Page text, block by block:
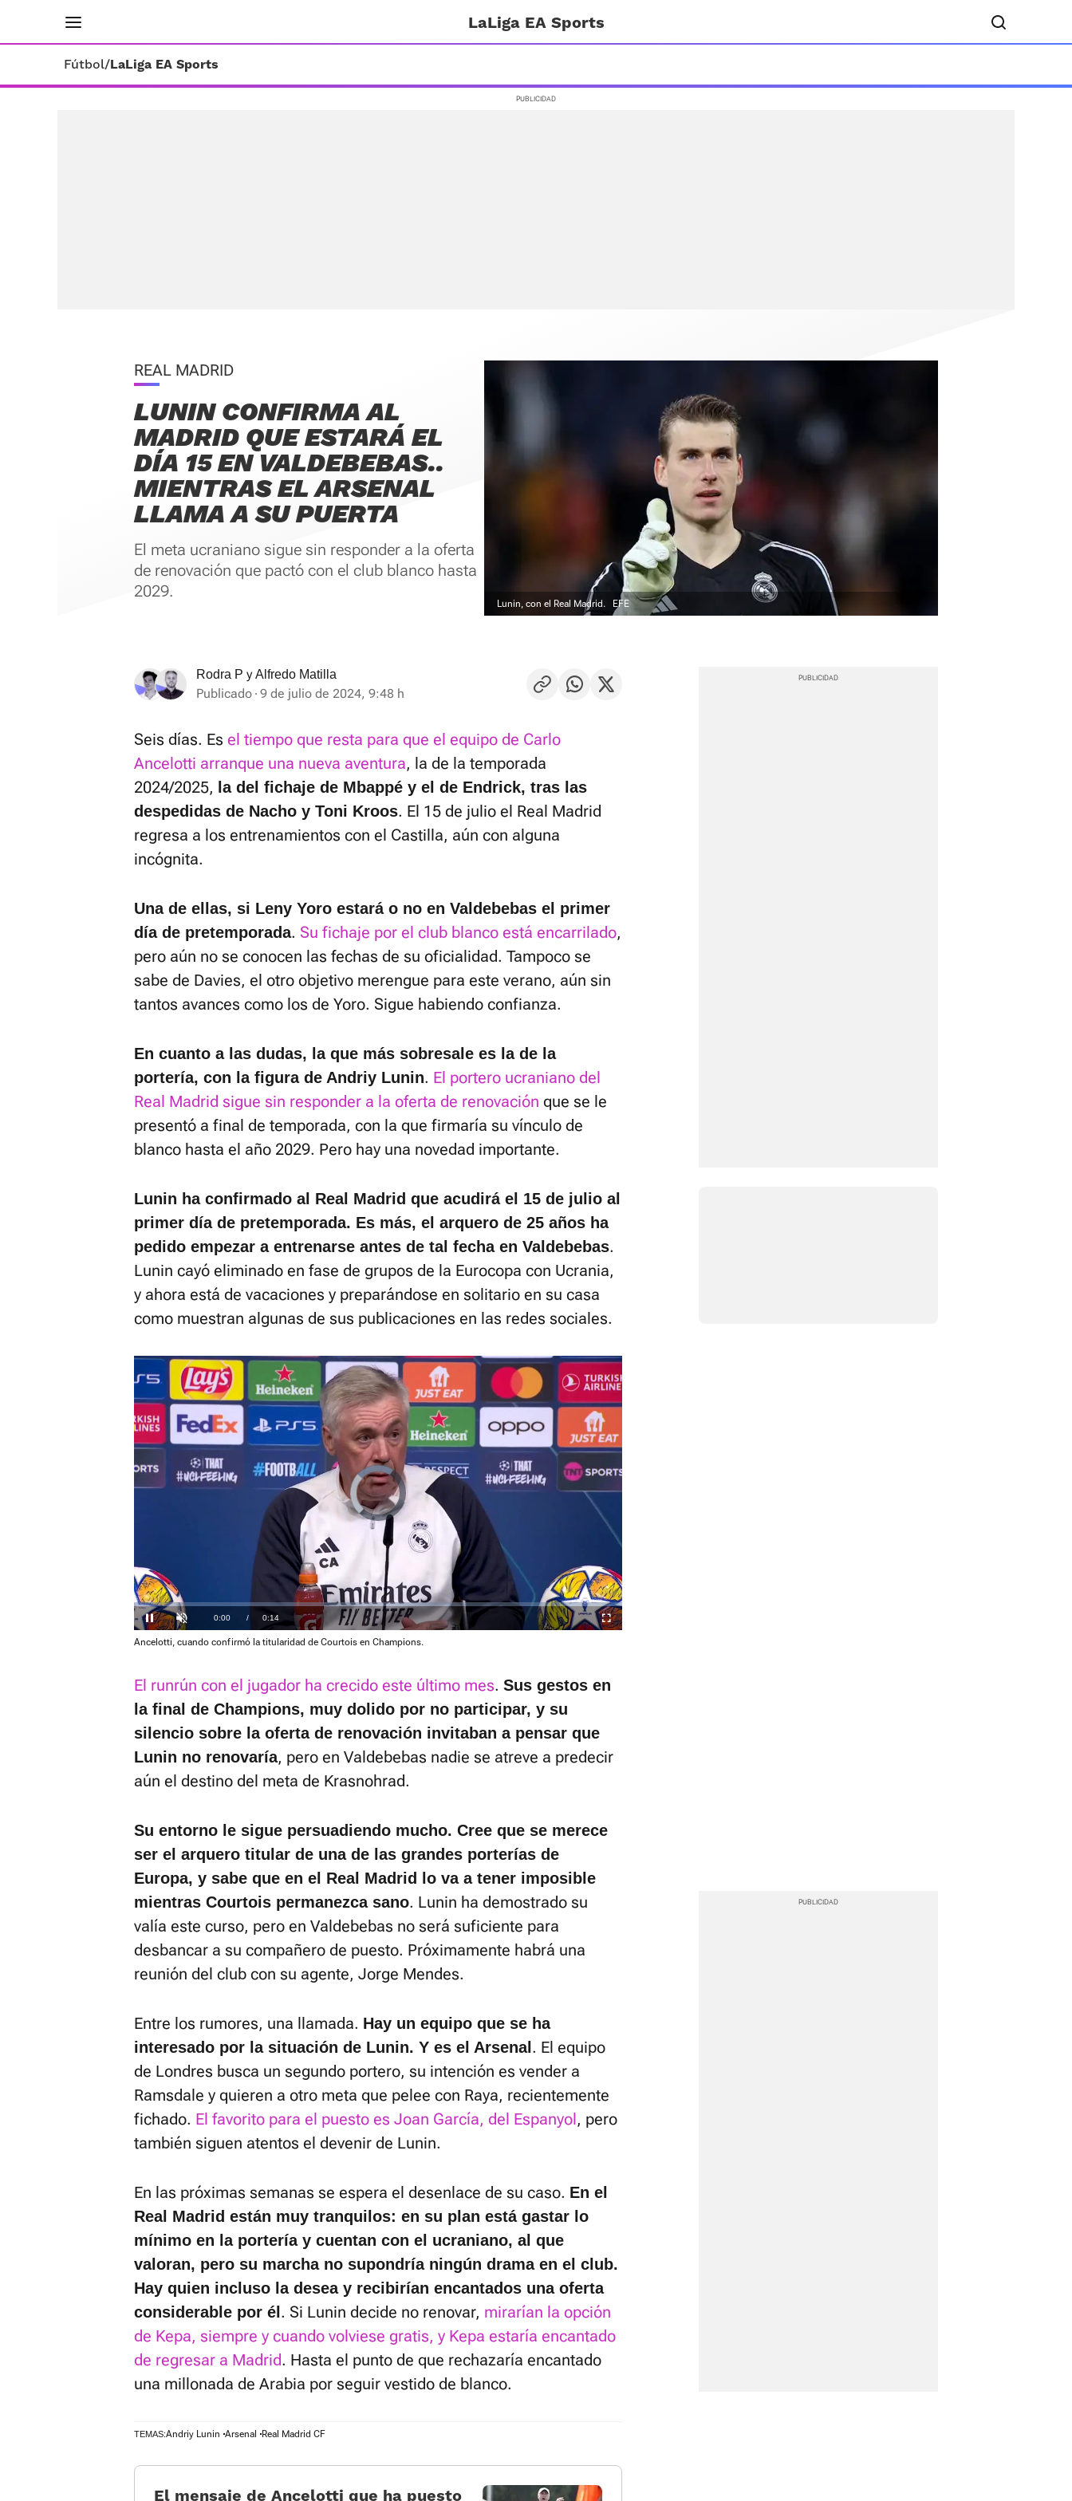
LaLiga EA Sports
Fútbol/LaLiga EA Sports
REAL MADRID
LUNIN CONFIRMA AL
MADRID QUE ESTARÁ EL
DÍA 15 EN VALDEBEBAS..
MIENTRAS EL ARSENAL
LLAMA A SU PUERTA
El meta ucraniano sigue sin responder a la oferta
de renovación que pactó con el club blanco hasta
2029.
Lunin, con el Real Madrid. EFE
Rodra P yAlfredo Matilla
Publicado 9 de julio de 2024, 9:48 h
Seis días. Es el tiempo que resta para que el equipo de Carlo
Ancelotti arranque una nueva aventura, la de la temporada
2024/2025, la del fichaje de Mbappé y el de Endrick, tras las
despedidas de Nacho y Toni Kroos. El 15 de julio el Real Madrid
regresa a los entrenamientos con el Castilla, aún con alguna
incógnita.
Una de ellas, si Leny Yoro estará o no en Valdebebas el primer
día de pretemporada. Su fichaje por el club blanco está encarrilado,
pero aún no se conocen las fechas de su oficialidad. Tampoco se
sabe de Davies, el otro objetivo merengue para este verano, aún sin
tantos avances como los de Yoro. Sigue habiendo confianza.
En cuanto a las dudas, la que más sobresale es la de la
portería, con la figura de Andriy Lunin. El portero ucraniano del
Real Madrid sigue sin responder a la oferta de renovación que se le
presentó a final de temporada, con la que firmaría su vínculo de
blanco hasta el año 2029. Pero hay una novedad importante.
Lunin ha confirmado al Real Madrid que acudirá el 15 de julio al
primer día de pretemporada. Es más, el arquero de 25 años ha
pedido empezar a entrenarse antes de tal fecha en Valdebebas.
Lunin cayó eliminado en fase de grupos de la Eurocopa con Ucrania,
y ahora está de vacaciones y preparándose en solitario en su casa
como muestran algunas de sus publicaciones en las redes sociales.
Pausa Unmute Current
Time
0:00 / Duration
0:14
Loaded:
40.80%
Fullscreen
Ancelotti, cuando confirmó la titularidad de Courtois en Champions.
El runrún con el jugador ha crecido este último mes. Sus gestos en
la final de Champions, muy dolido por no participar, y su
silencio sobre la oferta de renovación invitaban a pensar que
Lunin no renovaría, pero en Valdebebas nadie se atreve a predecir
aún el destino del meta de Krasnohrad.
Su entorno le sigue persuadiendo mucho. Cree que se merece
ser el arquero titular de una de las grandes porterías de
Europa, y sabe que en el Real Madrid lo va a tener imposible
mientras Courtois permanezca sano. Lunin ha demostrado su
valía este curso, pero en Valdebebas no será suficiente para
desbancar a su compañero de puesto. Próximamente habrá una
reunión del club con su agente, Jorge Mendes.
Entre los rumores, una llamada. Hay un equipo que se ha
interesado por la situación de Lunin. Y es el Arsenal . El equipo
de Londres busca un segundo portero, su intención es vender a
Ramsdale y quieren a otro meta que pelee con Raya, recientemente
fichado. El favorito para el puesto es Joan García, del Espanyol, pero
también siguen atentos el devenir de Lunin.
En las próximas semanas se espera el desenlace de su caso. En el
Real Madrid están muy tranquilos: en su plan está gastar lo
mínimo en la portería y cuentan con el ucraniano, al que
valoran, pero su marcha no supondría ningún drama en el club.
Hay quien incluso la desea y recibirían encantados una oferta
considerable por él . Si Lunin decide no renovar, mirarían la opción
de Kepa, siempre y cuando volviese gratis, y Kepa estaría encantado
de regresar a Madrid. Hasta el punto de que rechazaría encantado
una millonada de Arabia por seguir vestido de blanco.
TEMAS:Andriy Lunin Arsenal Real Madrid CF
El mensaje de Ancelotti que ha puesto